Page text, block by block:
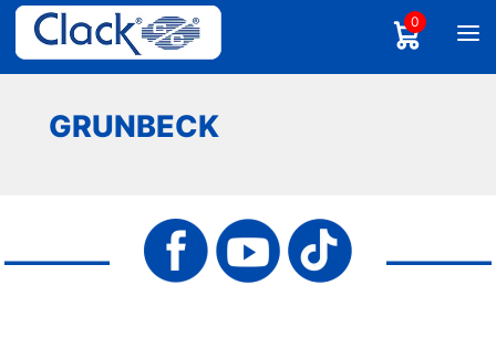
0
GRUNBECK